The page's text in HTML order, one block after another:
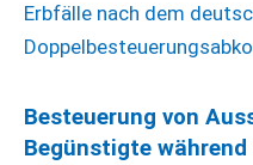
Erbfälle nach dem
Besteuerung von
Begünstigte